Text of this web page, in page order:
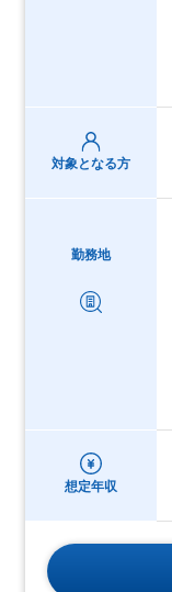
対象となる方
勤務地
想定年収